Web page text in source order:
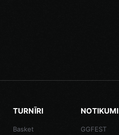
TURNĪRI
Basket
NOTIKUMI
GGFEST